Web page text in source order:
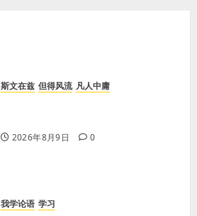
斯文在兹 但得风流 凡人中庸
2026年8月9日 0
我学论语 学习